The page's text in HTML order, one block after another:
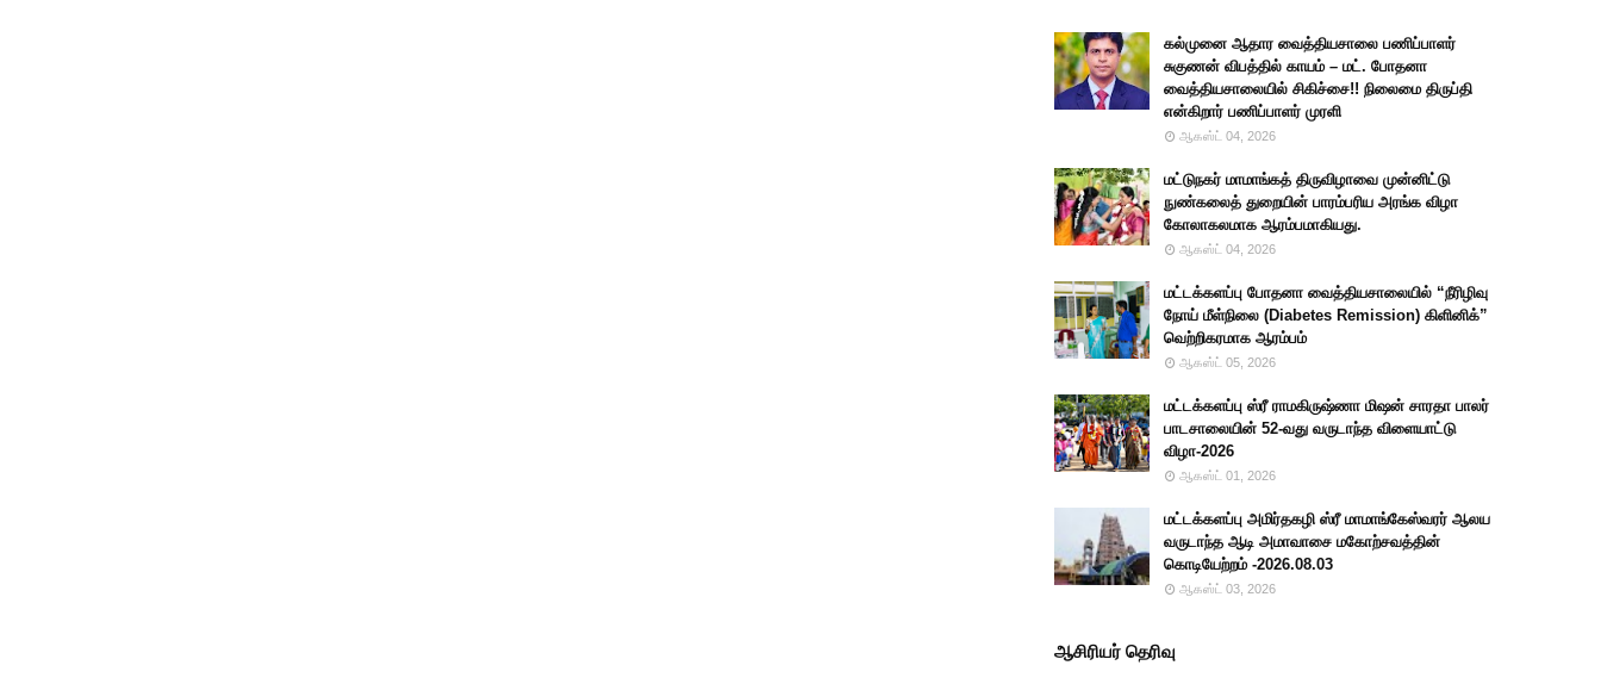
கல்முனை ஆதார வைத்தியசாலை பணிப்பாளர்
சுகுணன் விபத்தில் காயம் – மட். போதனா
வைத்தியசாலையில் சிகிச்சை!! நிலைமை திருப்தி
என்கிறார் பணிப்பாளர் முரளி
ஆகஸ்ட் 04, 2026
மட்டுநகர் மாமாங்கத் திருவிழாவை முன்னிட்டு
நுண்கலைத் துறையின் பாரம்பரிய அரங்க விழா
கோலாகலமாக ஆரம்பமாகியது.
ஆகஸ்ட் 04, 2026
மட்டக்களப்பு போதனா வைத்தியசாலையில் “நீரிழிவு
நோய் மீள்நிலை (Diabetes Remission) கிளினிக்”
வெற்றிகரமாக ஆரம்பம்
ஆகஸ்ட் 05, 2026
மட்டக்களப்பு ஸ்ரீ ராமகிருஷ்ணா மிஷன் சாரதா பாலர்
பாடசாலையின் 52-வது வருடாந்த விளையாட்டு
விழா-2026
ஆகஸ்ட் 01, 2026
மட்டக்களப்பு அமிர்தகழி ஸ்ரீ மாமாங்கேஸ்வரர் ஆலய
வருடாந்த ஆடி அமாவாசை மகோற்சவத்தின்
கொடியேற்றம் -2026.08.03
ஆகஸ்ட் 03, 2026
ஆசிரியர் தெரிவு